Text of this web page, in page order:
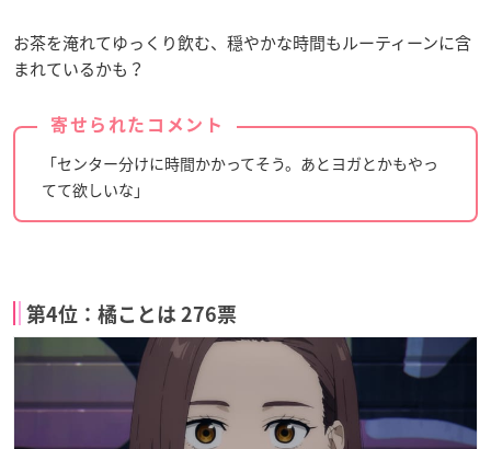
お茶を淹れてゆっくり飲む、穏やかな時間もルーティーンに含
まれているかも？
寄せられたコメント
「センター分けに時間かかってそう。あとヨガとかもやっ
てて欲しいな」
第4位：橘ことは 276票